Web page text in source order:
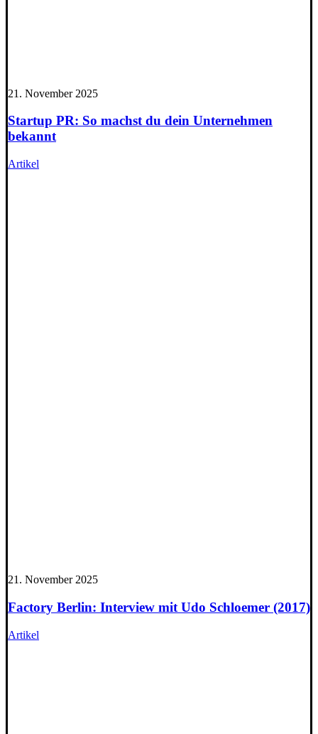
21. November 2025
Startup PR: So machst du dein Unternehmen
bekannt
Artikel
21. November 2025
Factory Berlin: Interview mit Udo Schloemer (2017)
Artikel